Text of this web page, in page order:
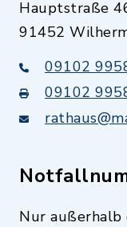
Hauptstraße
91452
09102
09102
Nur